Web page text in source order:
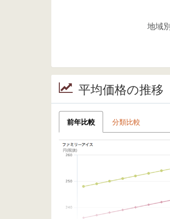
地域
平均価格の推移
前年比較 分類比較